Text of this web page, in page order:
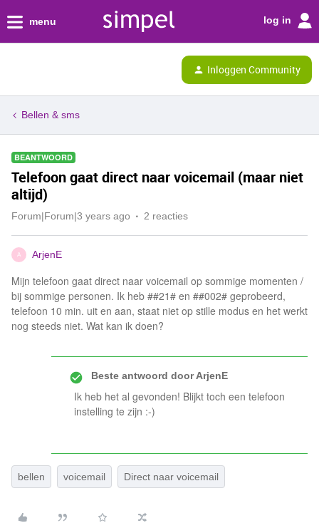
menu log in
Inloggen Community
Bellen & sms
BEANTWOORD
Telefoon gaat direct naar voicemail (maar niet
altijd)
Forum|Forum|3 years ago 2 reacties
A ArjenE
Mijn telefoon gaat direct naar voicemail op sommige momenten /
bij sommige personen. Ik heb ##21# en ##002# geprobeerd,
telefoon 10 min. uit en aan, staat niet op stille modus en het werkt
nog steeds niet. Wat kan ik doen?
Beste antwoord doorArjenE
Ik heb het al gevonden! Blijkt toch een telefoon
instelling te zijn :-)
bellen voicemail Direct naar voicemail